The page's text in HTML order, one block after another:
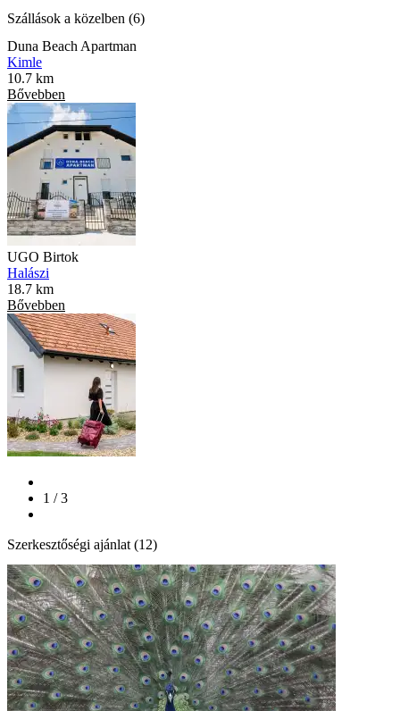
Szállások a közelben (6)
Duna Beach Apartman
Kimle
10.7 km
Bővebben
UGO Birtok
Halászi
18.7 km
Bővebben
1 / 3
Szerkesztőségi ajánlat (12)